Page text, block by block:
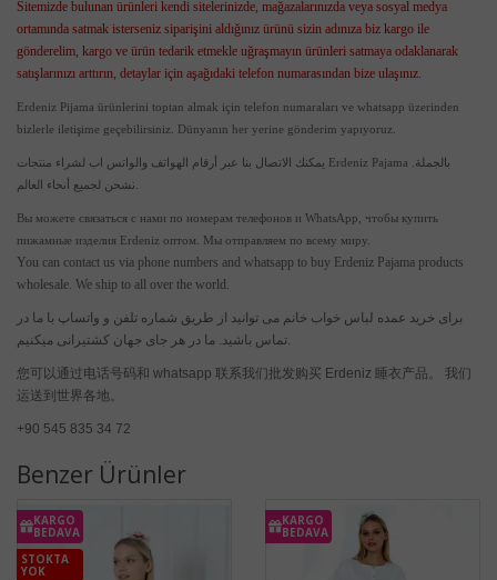
Sitemizde bulunan ürünleri kendi sitelerinizde, mağazalarınızda veya sosyal medya
ortamında satmak isterseniz siparişini aldığınız ürünü sizin adınıza biz kargo ile
gönderelim, kargo ve ürün tedarik etmekle uğraşmayın ürünleri satmaya odaklanarak
satışlarınızı arttırın, detaylar için aşağıdaki telefon numarasından bize ulaşınız.
Erdeniz Pijama ürünlerini toptan almak için telefon numaraları ve whatsapp üzerinden
bizlerle iletişime geçebilirsiniz. Dünyanın her yerine gönderim yapıyoruz.
يمكنك الاتصال بنا عبر أرقام الهواتف والواتس اب لشراء منتجات Erdeniz Pajama بالجملة.
Вы можете связаться с нами по номерам телефонов и WhatsApp, чтобы купить
пижамные изделия Erdeniz оптом. Мы отправляем по всему миру.
You can contact us via phone numbers and whatsapp to buy Erdeniz Pajama products
wholesale. We ship to all over the world.
برای خرید عمده لباس خواب خانم می توانید از طریق شماره تلفن و واتساپ با ما در
تماس باشید. ما در هر جای جهان کشتیرانی میکنیم.
您可以通过电话号码和 whatsapp 联系我们批发购买 Erdeniz 睡衣产品。 我们
运送到世界各地。
+90 545 835 34 72
Benzer Ürünler
KARGO
BEDAVA
STOKTA
YOK
KARGO
BEDAVA